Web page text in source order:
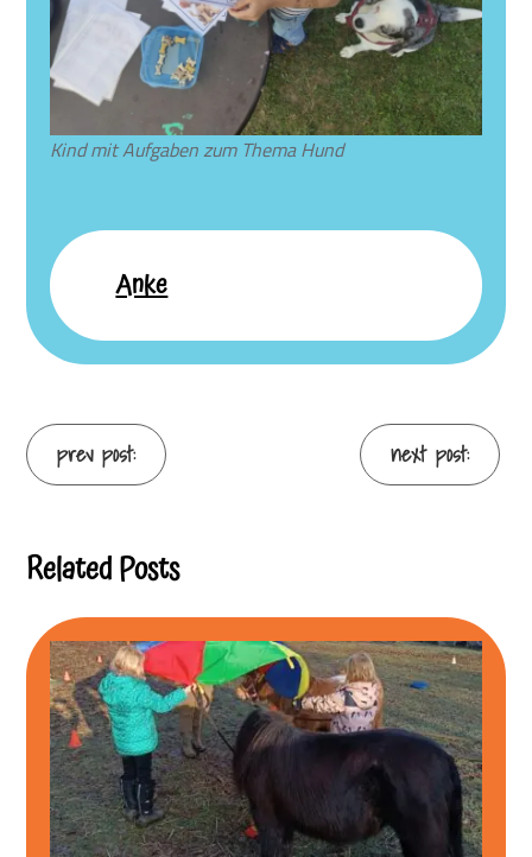
Kind mit Aufgaben zum Thema Hund
Anke
Continue
prev post: next post:
Related Posts